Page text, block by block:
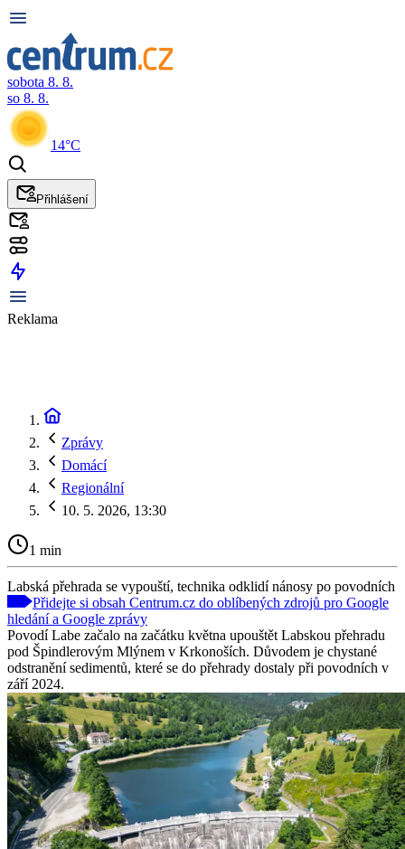
sobota 8. 8.
so 8. 8.
14°C
Přihlášení
Reklama
Zprávy
Domácí
Regionální
10. 5. 2026, 13:30
1 min
Labská přehrada se vypouští, technika odklidí nánosy po povodních
Přidejte si obsah Centrum.cz do oblíbených zdrojů pro Google
hledání a Google zprávy
Povodí Labe začalo na začátku května upouštět Labskou přehradu
pod Špindlerovým Mlýnem v Krkonoších. Důvodem je chystané
odstranění sedimentů, které se do přehrady dostaly při povodních v
září 2024.